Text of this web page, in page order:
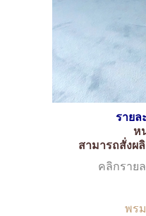
รายล
ห
สามารถสั่งผ
คลิกรายล
พร